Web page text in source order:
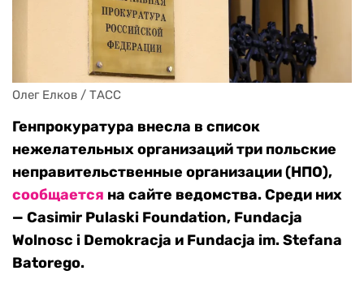
Олег Елков / ТАСС
Генпрокуратура внесла в список
нежелательных организаций три польские
неправительственные организации (НПО),
сообщается на сайте ведомства. Среди них
— Casimir Pulaski Foundation, Fundacja
Wolnosc i Demokracja и Fundacja im. Stefana
Batorego.